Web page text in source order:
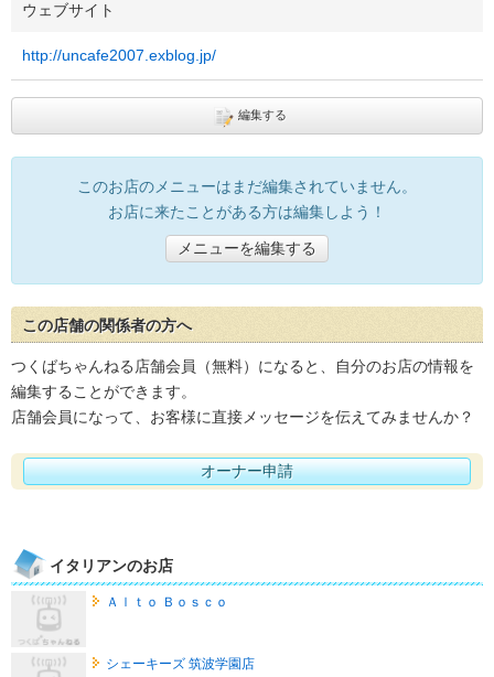
ウェブサイト
http://uncafe2007.exblog.jp/
編集する
このお店のメニューはまだ編集されていません。
お店に来たことがある方は編集しよう！
メニューを編集する
この店舗の関係者の方へ
つくばちゃんねる店舗会員（無料）になると、自分のお店の情報を
編集することができます。
店舗会員になって、お客様に直接メッセージを伝えてみませんか？
オーナー申請
イタリアンのお店
Ａｌｔｏ Ｂｏｓｃｏ
シェーキーズ 筑波学園店